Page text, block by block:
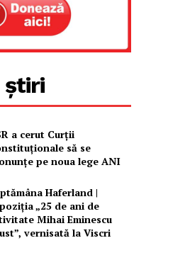
știri
a cerut Curții
să se
pe noua lege ANI
Haferland |
„25 de ani de
Mihai Eminescu
vernisată la Viscri